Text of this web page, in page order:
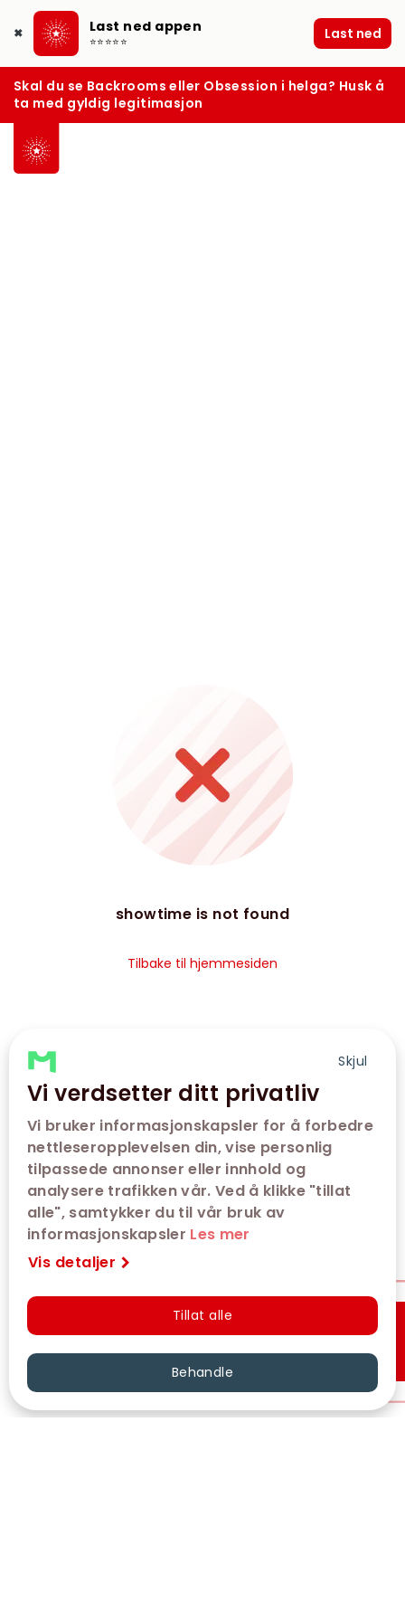
Skjul
Vi verdsetter ditt privatliv
Vi bruker informasjonskapsler for å forbedre
nettleseropplevelsen din, vise personlig
tilpassede annonser eller innhold og
analysere trafikken vår. Ved å klikke "tillat
alle", samtykker du til vår bruk av
informasjonskapsler Les mer
Vis detaljer
Tillat alle
Behandle
✖ Last ned appen
⭐⭐⭐⭐⭐ Last ned
Skal du se Backrooms eller Obsession i helga? Husk å
ta med gyldig legitimasjon
showtime is not found
Tilbake til hjemmesiden
Hurtigkjøp